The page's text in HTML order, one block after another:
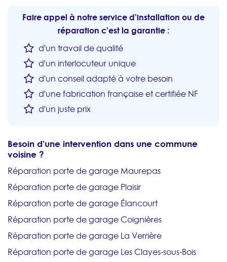
Faire appel à notre service d'installation ou de
réparation c'est la garantie :
d'un travail de qualité
d'un interlocuteur unique
d'un conseil adapté à votre besoin
d'une fabrication française et certifiée NF
d'un juste prix
Besoin d'une intervention dans une commune
voisine ?
Réparation porte de garage Maurepas
Réparation porte de garage Plaisir
Réparation porte de garage Élancourt
Réparation porte de garage Coignières
Réparation porte de garage La Verrière
Réparation porte de garage Les Clayes-sous-Bois